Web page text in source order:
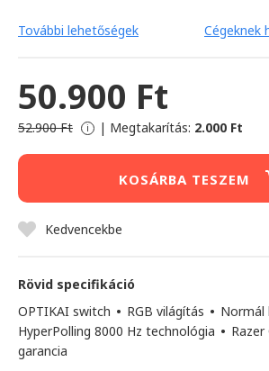
További lehetőségek Cégeknek
50.900 Ft
52.900 Ft i | Megtakarítás: 2.000 Ft
KOSÁRBA TESZEM
Kedvencekbe
Rövid specifikáció
OPTIKAI switch • RGB világítás • Normál
HyperPolling 8000 Hz technológia • Razer
garancia